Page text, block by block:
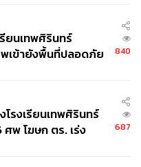
ยนเทพศิรินทร์
เข้ายังพื้นที่ปลอดภัย
840
โรงเรียนเทพศิรินทร์
พ โฆษก ตร. เร่ง
687